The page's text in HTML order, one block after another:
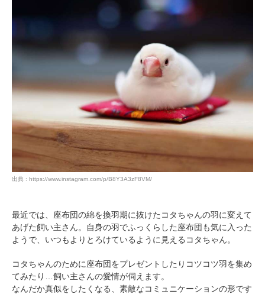
出典 : https://www.instagram.com/p/B8Y3A3zF8VM/
最近では、座布団の綿を換羽期に抜けたコタちゃんの羽に変えて
あげた飼い主さん。自身の羽でふっくらした座布団も気に入った
ようで、いつもよりとろけているように見えるコタちゃん。
コタちゃんのために座布団をプレゼントしたりコツコツ羽を集め
てみたり…飼い主さんの愛情が伺えます。
なんだか真似をしたくなる、素敵なコミュニケーションの形です